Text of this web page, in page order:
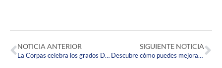
NOTICIA ANTERIOR
La Corpas celebra los grados Doc, una ceremonia para estudiantes de Medicina que inician séptimo semestre
SIGUIENTE NOTICIA
Descubre cómo puedes mejorar tus proyectos en el Taller: Resumen de investigación